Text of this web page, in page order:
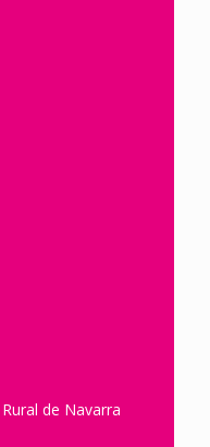
de Navarra